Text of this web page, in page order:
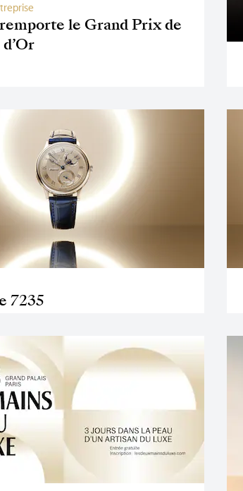
le Grand Prix de
7235